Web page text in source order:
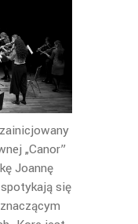
„Canor”
Joannę
się